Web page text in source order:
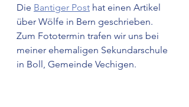
Die Bantiger Post hat einen Artikel
über Wölfe in Bern geschrieben.
Zum Fototermin trafen wir uns bei
meiner ehemaligen Sekundarschule
in Boll, Gemeinde Vechigen.